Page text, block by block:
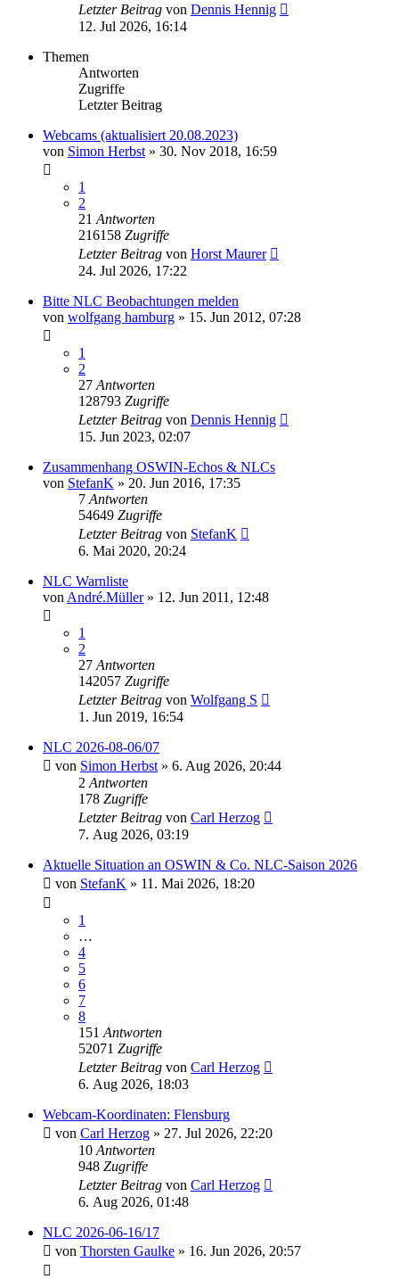
Letzter Beitrag von Dennis Hennig
12. Jul 2026, 16:14
Themen
Antworten
Zugriffe
Letzter Beitrag
Webcams (aktualisiert 20.08.2023)
von Simon Herbst » 30. Nov 2018, 16:59
1
2
21 Antworten
216158 Zugriffe
Letzter Beitrag von Horst Maurer
24. Jul 2026, 17:22
Bitte NLC Beobachtungen melden
von wolfgang hamburg » 15. Jun 2012, 07:28
1
2
27 Antworten
128793 Zugriffe
Letzter Beitrag von Dennis Hennig
15. Jun 2023, 02:07
Zusammenhang OSWIN-Echos & NLCs
von StefanK » 20. Jun 2016, 17:35
7 Antworten
54649 Zugriffe
Letzter Beitrag von StefanK
6. Mai 2020, 20:24
NLC Warnliste
von André.Müller» 12. Jun 2011, 12:48
1
2
27 Antworten
142057 Zugriffe
Letzter Beitrag von Wolfgang S
1. Jun 2019, 16:54
NLC 2026-08-06/07
von Simon Herbst » 6. Aug 2026, 20:44
2 Antworten
178 Zugriffe
Letzter Beitrag von Carl Herzog
7. Aug 2026, 03:19
Aktuelle Situation an OSWIN & Co. NLC-Saison 2026
von StefanK » 11. Mai 2026, 18:20
1
…
4
5
6
7
8
151 Antworten
52071 Zugriffe
Letzter Beitrag von Carl Herzog
6. Aug 2026, 18:03
Webcam-Koordinaten: Flensburg
von Carl Herzog » 27. Jul 2026, 22:20
10 Antworten
948 Zugriffe
Letzter Beitrag von Carl Herzog
6. Aug 2026, 01:48
NLC 2026-06-16/17
von Thorsten Gaulke » 16. Jun 2026, 20:57